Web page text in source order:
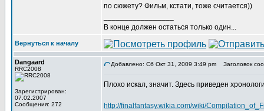
по сюжету? Фильм, кстати, тоже считается))
В конце должен остаться только один...
Вернуться к началу
Dangaard
RRC2008
Зарегистрирован:
07.02.2007
Сообщения: 272
Добавлено: Сб Окт 31, 2009 3:49 pm Заголовок
Плохо искал, значит. Здесь приведен
http://finalfantasy.wikia.com/wiki/